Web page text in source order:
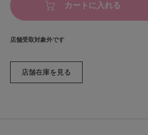
カートに入れる
店舗受取対象外です